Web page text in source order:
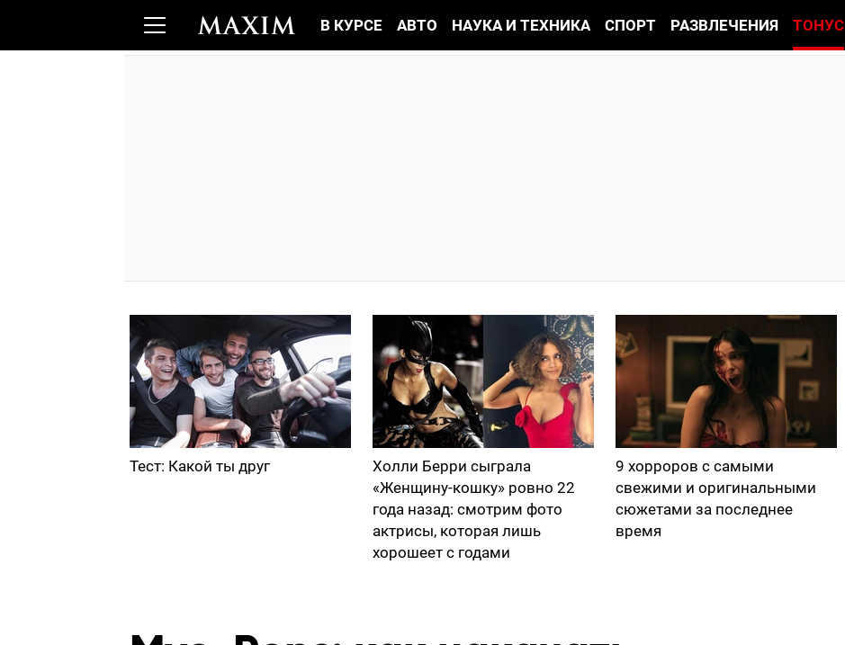
В КУРСЕ АВТО НАУКА И ТЕХНИКА СПОРТ РАЗВЛЕЧЕНИЯ ТОНУС
Тест: Какой ты друг
Холли Берри сыграла
«Женщину-кошку» ровно 22
года назад: смотрим фото
актрисы, которая лишь
хорошеет с годами
9 хорроров с самыми
свежими и оригинальными
сюжетами за последнее
время